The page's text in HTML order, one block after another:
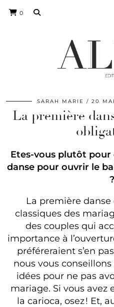
0
SARAH MARIE 20
La première
Etes-vous plutôt
danse pour ouvrir le
?
La première danse
classiques des
des couples qui
importance à
préféreraient s’en
nous vous
idées pour ne pas
mariage. Si vous avez
la carioca, osez ! Et,